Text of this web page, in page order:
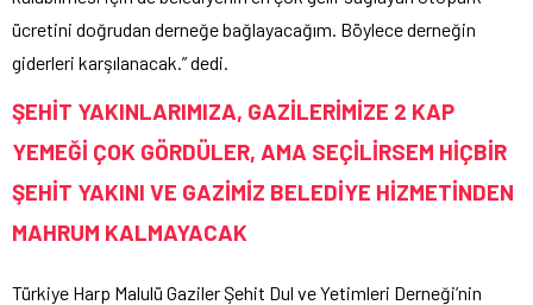
ücretini doğrudan derneğe bağlayacağım. Böylece derneğin
giderleri karşılanacak.” dedi.
ŞEHİT YAKINLARIMIZA, GAZİLERİMİZE 2 KAP
YEMEĞİ ÇOK GÖRDÜLER, AMA SEÇİLİRSEM HİÇBİR
ŞEHİT YAKINI VE GAZİMİZ BELEDİYE HİZMETİNDEN
MAHRUM KALMAYACAK
Türkiye Harp Malulü Gaziler Şehit Dul ve Yetimleri Derneği’nin